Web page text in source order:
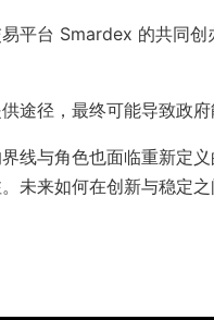
平台 Smardex 的共同
途径，最终可能导致政
线与角色也面临重新定
未来如何在创新与稳定